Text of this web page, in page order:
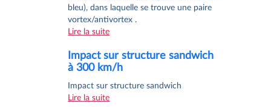
bleu), dans laquelle se trouve une paire
vortex/antivortex .
Lire la suite
Impact sur structure sandwich
à 300 km/h
Impact sur structure sandwich
Lire la suite